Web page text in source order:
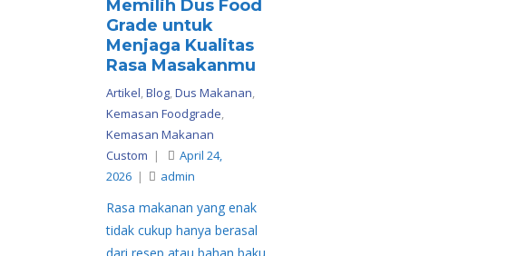
Memilih Dus Food
Grade untuk
Menjaga Kualitas
Rasa Masakanmu
Artikel,Blog,Dus Makanan,
Kemasan Foodgrade,
Kemasan Makanan
Custom |
April 24,
2026 | admin
Rasa makanan yang enak
tidak cukup hanya berasal